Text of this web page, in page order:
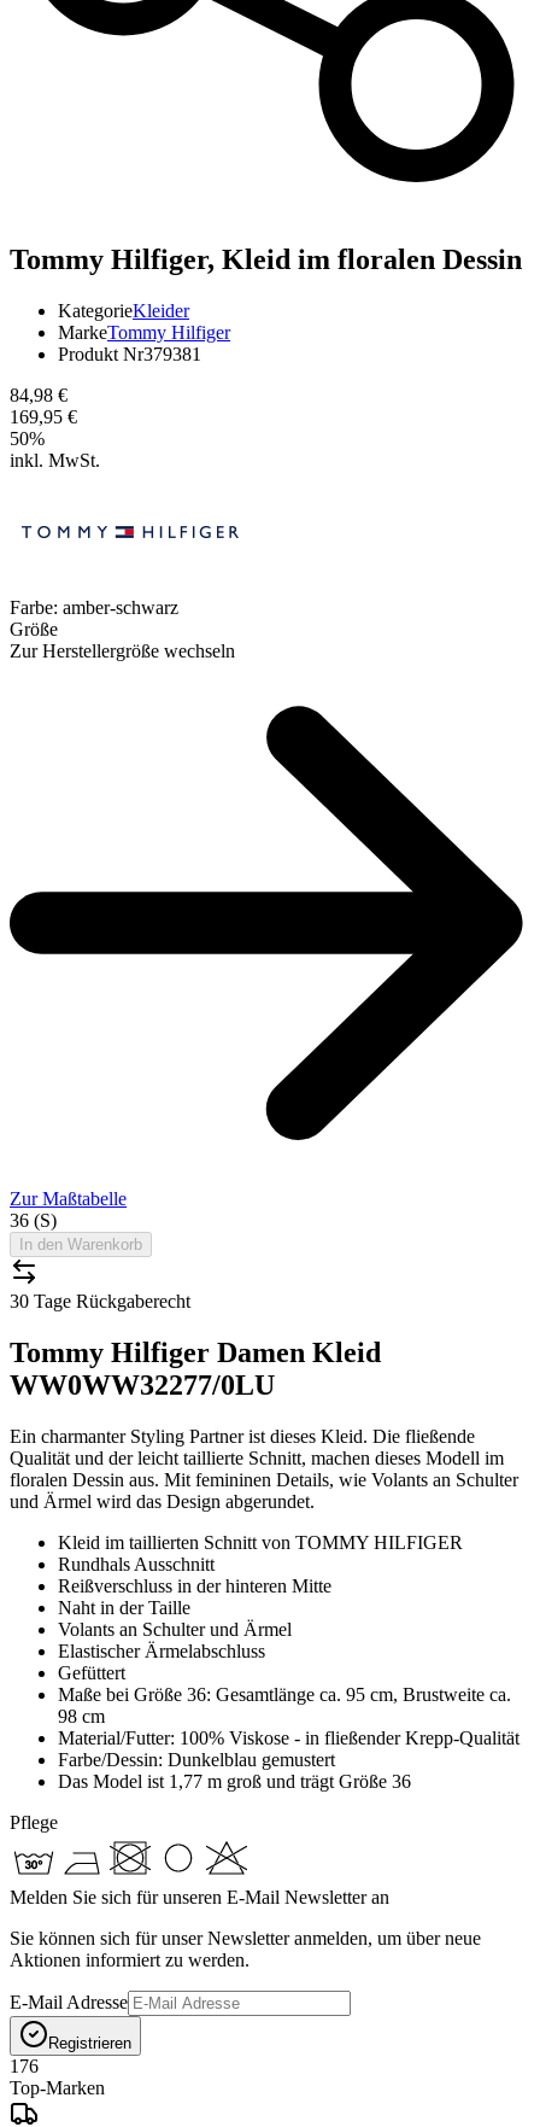
Tommy Hilfiger, Kleid im floralen Dessin
KategorieKleider
MarkeTommy Hilfiger
Produkt Nr379381
84,98 €
169,95 €
50%
inkl. MwSt.
Farbe: amber-schwarz
Größe
Zur Herstellergröße wechseln
Zur Maßtabelle
36 (S)
In den Warenkorb
30 Tage Rückgaberecht
Tommy Hilfiger Damen Kleid
WW0WW32277/0LU
Ein charmanter Styling Partner ist dieses Kleid. Die fließende
Qualität und der leicht taillierte Schnitt, machen dieses Modell im
floralen Dessin aus. Mit femininen Details, wie Volants an Schulter
und Ärmel wird das Design abgerundet.
Kleid im taillierten Schnitt von TOMMY HILFIGER
Rundhals Ausschnitt
Reißverschluss in der hinteren Mitte
Naht in der Taille
Volants an Schulter und Ärmel
Elastischer Ärmelabschluss
Gefüttert
Maße bei Größe 36: Gesamtlänge ca. 95 cm, Brustweite ca.
98 cm
Material/Futter: 100% Viskose - in fließender Krepp-Qualität
Farbe/Dessin: Dunkelblau gemustert
Das Model ist 1,77 m groß und trägt Größe 36
Pflege
Melden Sie sich für unseren E-Mail Newsletter an
Sie können sich für unser Newsletter anmelden, um über neue
Aktionen informiert zu werden.
E-Mail Adresse
Registrieren
176
Top-Marken